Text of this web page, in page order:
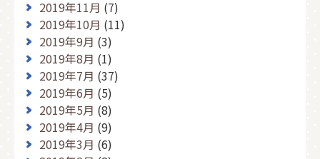
2019年11月 (7)
2019年10月 (11)
2019年9月 (3)
2019年8月 (1)
2019年7月 (37)
2019年6月 (5)
2019年5月 (8)
2019年4月 (9)
2019年3月 (6)